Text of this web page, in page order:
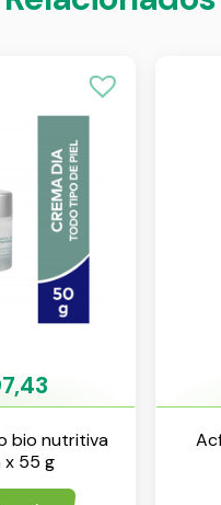
bio nutritiva
x 55 g